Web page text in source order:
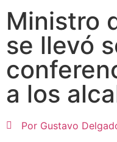
Ministro
se llevó
a los
Por Gustavo